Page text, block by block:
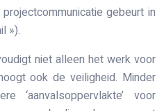
gebeurt in
»).
niet alleen het werk voor
ook de veiligheid. Minder
‘aanvalsoppervlakte’ voor